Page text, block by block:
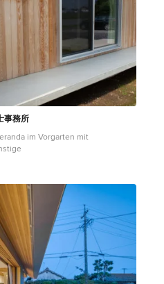
事務所
im Vorgarten mit